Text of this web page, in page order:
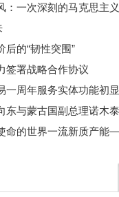
后的“韧性突围”
签署战略合作协议
一周年服务实体功能初显